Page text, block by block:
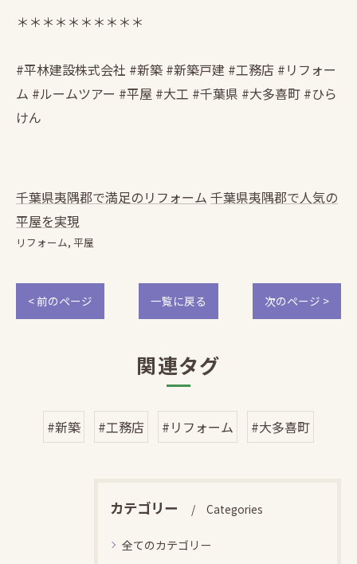
＊＊＊＊＊＊＊＊＊＊
#平林建設株式会社 #新築 #新築戸建 #工務店 #リフォー
ム #ルームツアー #平屋 #大工 #千葉県 #大多喜町 #ひら
けん
千葉県夷隅郡で満足のリフォーム 千葉県夷隅郡で人気の
平屋を実現
リフォーム 平屋
< 前のページ 一覧に戻る 次のページ >
関連タグ
#新築 #工務店 #リフォーム #大多喜町
カテゴリー Categories
全てのカテゴリー